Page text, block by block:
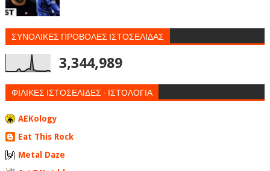
ΣΥΝΟΛΙΚΕΣ ΠΡΟΒΟΛΕΣ ΙΣΤΟΣΕΛΙΔΑΣ
3,344,989
ΦΙΛΙΚΕΣ ΙΣΤΟΣΕΛΙΔΕΣ - ΙΣΤΟΛΟΓΙΑ
AEKology
Eat This Rock
Metal Daze